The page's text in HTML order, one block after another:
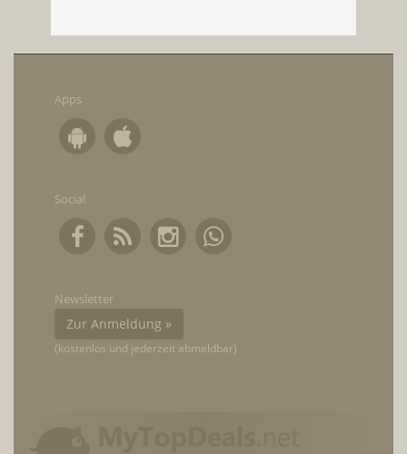
Apps
Social
Newsletter
Zur Anmeldung »
(kostenlos und jederzeit abmeldbar)